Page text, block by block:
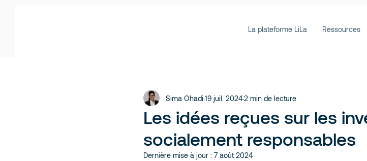
La plateforme LiLa Ressources
Les idées reçues sur les
socialement responsables
Sima Ohadi 19 juil. 20242 min de lecture
Dernière mise à jour : 7 août 2024